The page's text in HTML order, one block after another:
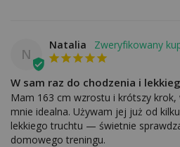
N
Natalia
W sam raz do chodzenia i
Mam 163 cm wzrostu i krótszy krok,
mnie idealna. Używam jej już od
lekkiego truchtu — świetnie
domowego treningu.